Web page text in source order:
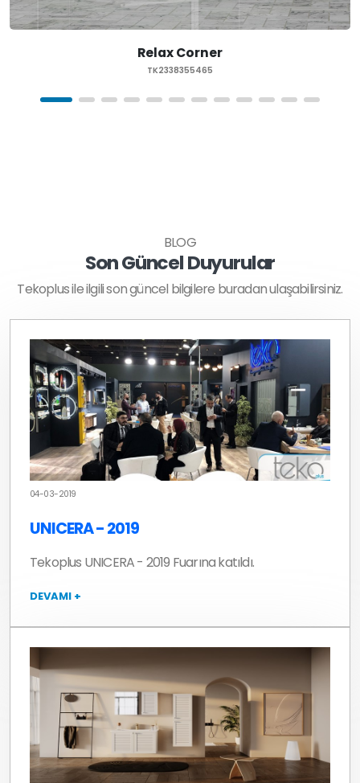
Relax Corner
TK2338355465
BLOG
Son Güncel Duyurular
Tekoplus ile ilgili son güncel bilgilere buradan ulaşabilirsiniz.
04-03-2019
UNICERA - 2019
Tekoplus UNICERA - 2019 Fuarına katıldı.
DEVAMI +